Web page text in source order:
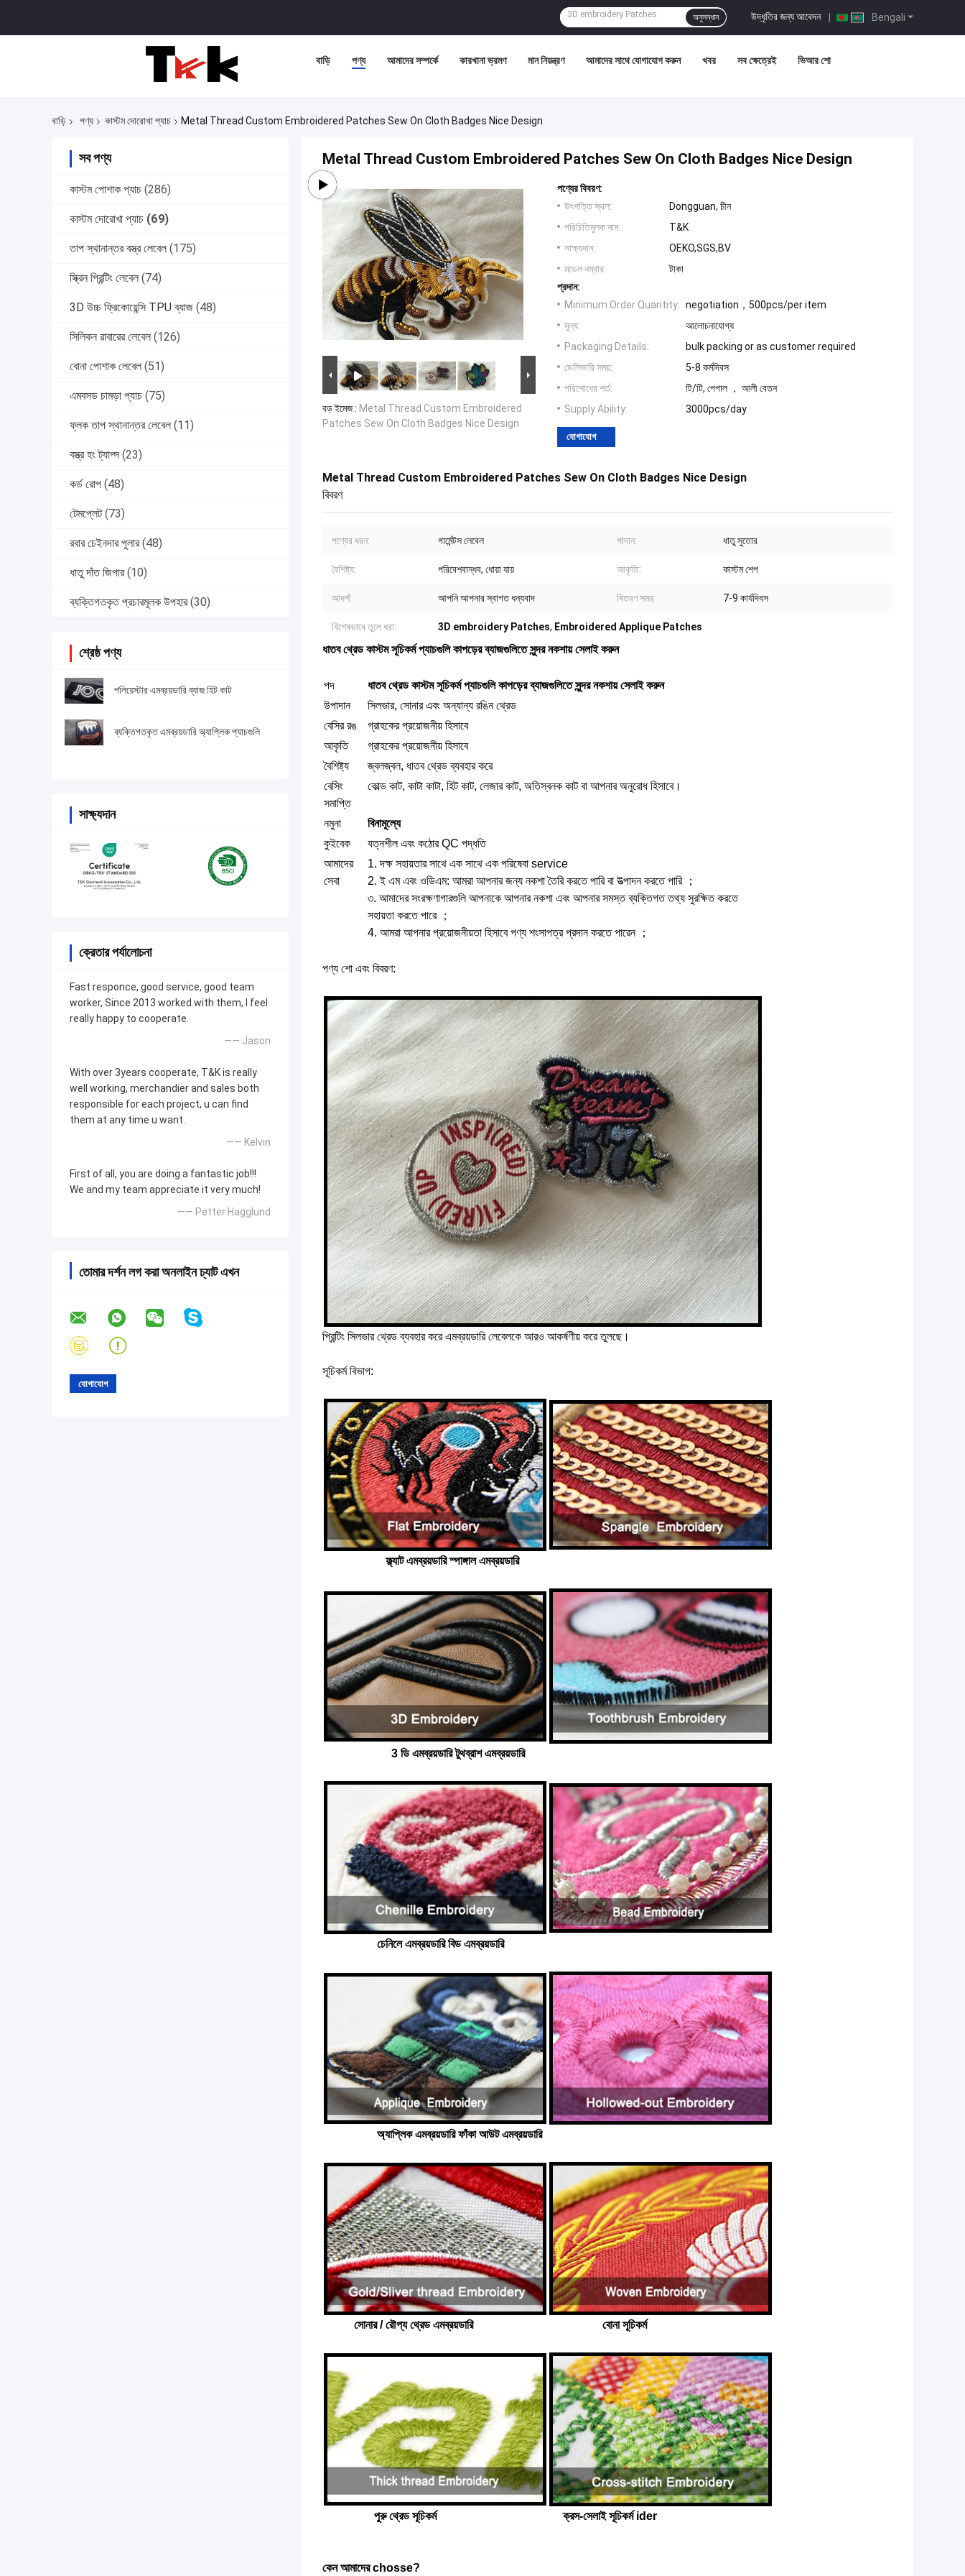
Bengali
উদ্ধৃতির জন্য আবেদন |
অনুসন্ধান
বাড়ি পণ্য আমাদের সম্পর্কে কারখানা ভ্রমণ মান নিয়ন্ত্রণ আমাদের সাথে যোগাযোগ করুন খবর সব ক্ষেত্রেই ভিআর শো
বাড়ি পণ্য কাস্টম দোরোখা প্যাচ Metal Thread Custom Embroidered Patches Sew On Cloth Badges Nice Design
সব পণ্য
কাস্টম পোশাক প্যাচ (286)
কাস্টম দোরোখা প্যাচ (69)
তাপ স্থানান্তর বস্ত্র লেবেল (175)
স্ক্রিন প্রিন্টিং লেবেল (74)
3D উচ্চ ফ্রিকোয়েন্সি TPU ব্যাজ (48)
সিলিকন রাবারের লেবেল (126)
বোনা পোশাক লেবেল (51)
এমবসড চামড়া প্যাচ (75)
ফ্লক তাপ স্থানান্তর লেবেল (11)
বস্ত্র হং ট্যাগ্স (23)
কর্ড রোপ (48)
টেমপ্লেট (73)
রবার চেইনদার পুলার (48)
ধাতু দাঁত জিপার (10)
ব্যক্তিগতকৃত প্রচারমূলক উপহার (30)
শ্রেষ্ঠ পণ্য
পলিয়েস্টার এমব্রয়ডারি ব্যাজ হিট কাট
ব্যক্তিগতকৃত এমব্রয়ডারি অ্যাপ্লিক প্যাচগুলি
সাক্ষ্যদান
ক্রেতার পর্যালোচনা
Fast responce, good service, good team
worker, Since 2013 worked with them, I feel
really happy to cooperate.
—— Jason
With over 3years cooperate, T&K is really
well working, merchandier and sales both
responsible for each project, u can find
them at any time u want.
—— Kelvin
First of all, you are doing a fantastic job!!!
We and my team appreciate it very much!
—— Petter Hagglund
তোমার দর্শন লগ করা অনলাইন চ্যাট এখন
Metal Thread Custom Embroidered Patches Sew On Cloth Badges Nice Design
বড় ইমেজ : Metal Thread Custom Embroidered
Patches Sew On Cloth Badges Nice Design
পণ্যের বিবরণ:
উৎপত্তি স্থল:
Dongguan, চীন
পরিচিতিমুলক নাম:
T&K
সাক্ষ্যদান:
OEKO,SGS,BV
মডেল নম্বার:
টাকা
প্রদান:
Minimum Order Quantity: negotiation，500pcs/per item
মূল্য:
আলোচনাযোগ্য
Packaging Details:
bulk packing or as customer required
ডেলিভারি সময়:
5-8 কর্মদিবস
পরিশোধের শর্ত:
টি/টি, পেপাল ， আলী বেতন
Supply Ability:
3000pcs/day
যোগাযোগ
Metal Thread Custom Embroidered Patches Sew On Cloth Badges Nice Design
বিবরণ
পণ্যের ধরন: গার্মেন্টস লেবেল পাদান: ধাতু সুতোর
বৈশিষ্ট্য: পরিবেশবান্ধব, ধোয়া যায় আকৃতি: কাস্টম শেপ
আদর্শ: আপনি আপনার স্বাগত ধন্যবাদ বিতরণ সময়: 7-9 কার্যদিবস
বিশেষভাবে তুলে ধরা: 3D embroidery Patches, Embroidered Applique Patches
ধাতব থ্রেড কাস্টম সূচিকর্ম প্যাচগুলি কাপড়ের ব্যাজগুলিতে সুন্দর নকশায় সেলাই করুন
পদ
ধাতব থ্রেড কাস্টম সূচিকর্ম প্যাচগুলি কাপড়ের ব্যাজগুলিতে সুন্দর নকশায় সেলাই করুন
উপাদান
সিলভার, সোনার এবং অন্যান্য রঙিন থ্রেড
বেসির রঙ
গ্রাহকের প্রয়োজনীয় হিসাবে
আকৃতি
গ্রাহকের প্রয়োজনীয় হিসাবে
বৈশিষ্ট্য
জ্বলজ্বল, ধাতব থ্রেড ব্যবহার করে
বেসিং
সমাপ্তি
কোল্ড কাট, কাটা কাটা, হিট কাট, লেজার কাট, অতিস্বনক কাট বা আপনার অনুরোধ হিসাবে।
নমুনা
বিনামূল্যে
কুইবেক
যত্নশীল এবং কঠোর QC পদ্ধতি
আমাদের
সেবা
1. দক্ষ সহায়তার সাথে এক সাথে এক পরিষেবা service
2. ই এম এবং ওডিএম: আমরা আপনার জন্য নকশা তৈরি করতে পারি বা উত্পাদন করতে পারি ；
৩. আমাদের সংরক্ষণাগারগুলি আপনাকে আপনার নকশা এবং আপনার সমস্ত ব্যক্তিগত তথ্য সুরক্ষিত করতে
সহায়তা করতে পারে ；
4. আমরা আপনার প্রয়োজনীয়তা হিসাবে পণ্য শংসাপত্র প্রদান করতে পারেন ；
পণ্য শো এবং বিবরণ:
প্রিন্টিং সিলভার থ্রেড ব্যবহার করে এমব্রয়ডারি লেবেলকে আরও আকর্ষণীয় করে তুলছে।
সূচিকর্ম বিভাগ:
ফ্ল্যাট এমব্রয়ডারি স্পাঙ্গাল এমব্রয়ডারি
3 ডি এমব্রয়ডারি টুথব্রাশ এমব্রয়ডারি
চেনিলে এমব্রয়ডারি বিড এমব্রয়ডারি
অ্যাপ্লিক এমব্রয়ডারি ফাঁকা আউট এমব্রয়ডারি
সোনার / রৌপ্য থ্রেড এমব্রয়ডারি বোনা সূচিকর্ম
পুরু থ্রেড সূচিকর্ম ক্রস-সেলাই সূচিকর্ম ider
কেন আমাদের chosse?